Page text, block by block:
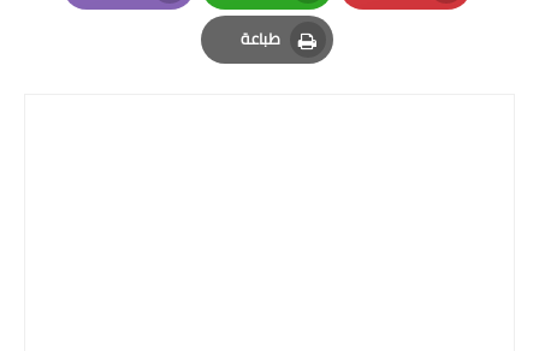
Pinterest
Whatsapp
Email
طباعة
Print